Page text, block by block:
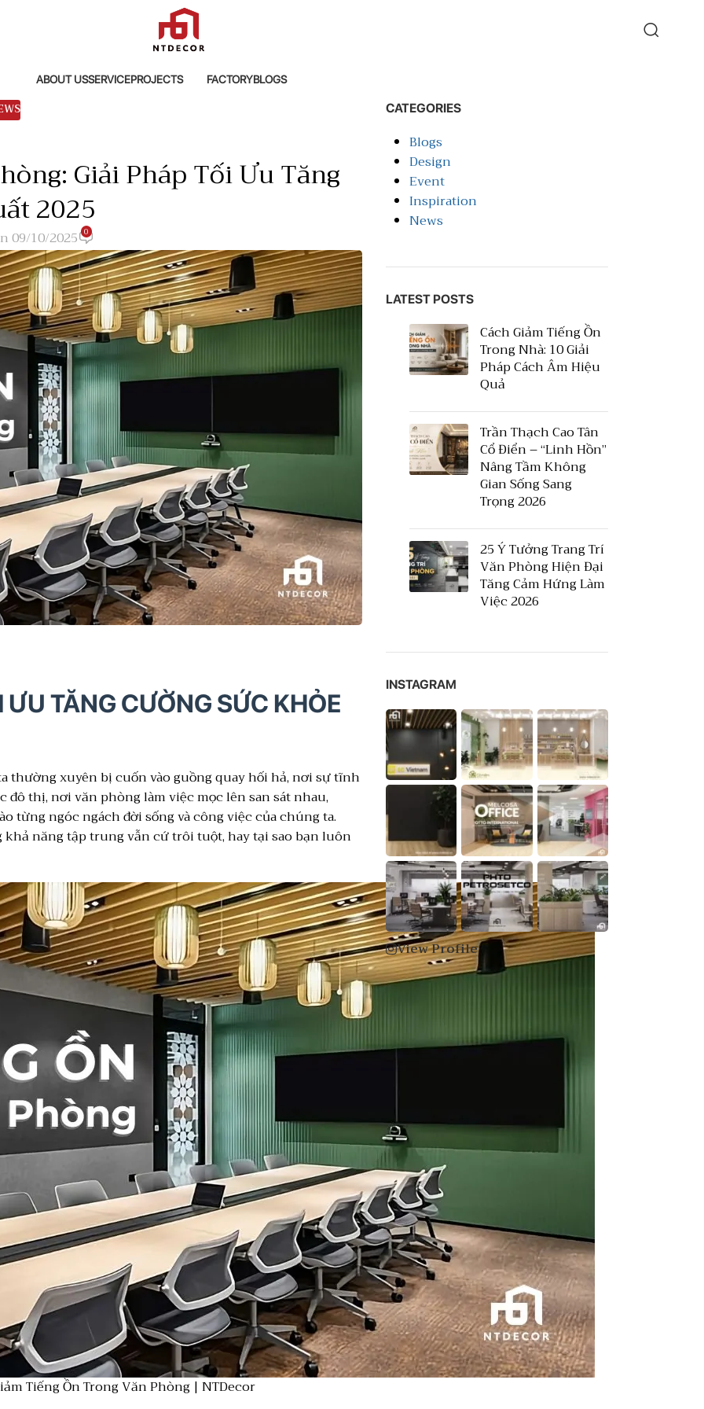
ABOUT USSERVICEPROJECTS FACTORYBLOGS
Giải Pháp Tối Ưu Tăng
2025
09/10/2025 0
TĂNG CƯỜNG SỨC KHỎE
thường xuyên bị cuốn vào guồng quay hối hả, nơi sự tĩnh
thị, nơi văn phòng làm việc mọc lên san sát nhau,
từng ngóc ngách đời sống và công việc của chúng ta.
năng tập trung vẫn cứ trôi tuột, hay tại sao bạn luôn
Tiếng Ồn Trong Văn Phòng | NTDecor
CATEGORIES
Blogs
Design
Event
Inspiration
News
LATEST POSTS
Cách Giảm Tiếng Ồn
Trong Nhà: 10 Giải
Pháp Cách Âm Hiệu
Quả
Trần Thạch Cao Tân
Cổ Điển – “Linh Hồn”
Nâng Tầm Không
Gian Sống Sang
Trọng 2026
25 Ý Tưởng Trang Trí
Văn Phòng Hiện Đại
Tăng Cảm Hứng Làm
Việc 2026
INSTAGRAM
View Profile